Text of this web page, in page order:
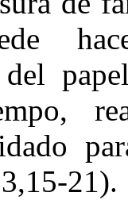
del
21).